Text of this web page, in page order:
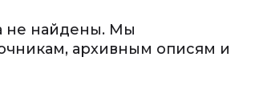
не найдены. Мы
архивным описям и